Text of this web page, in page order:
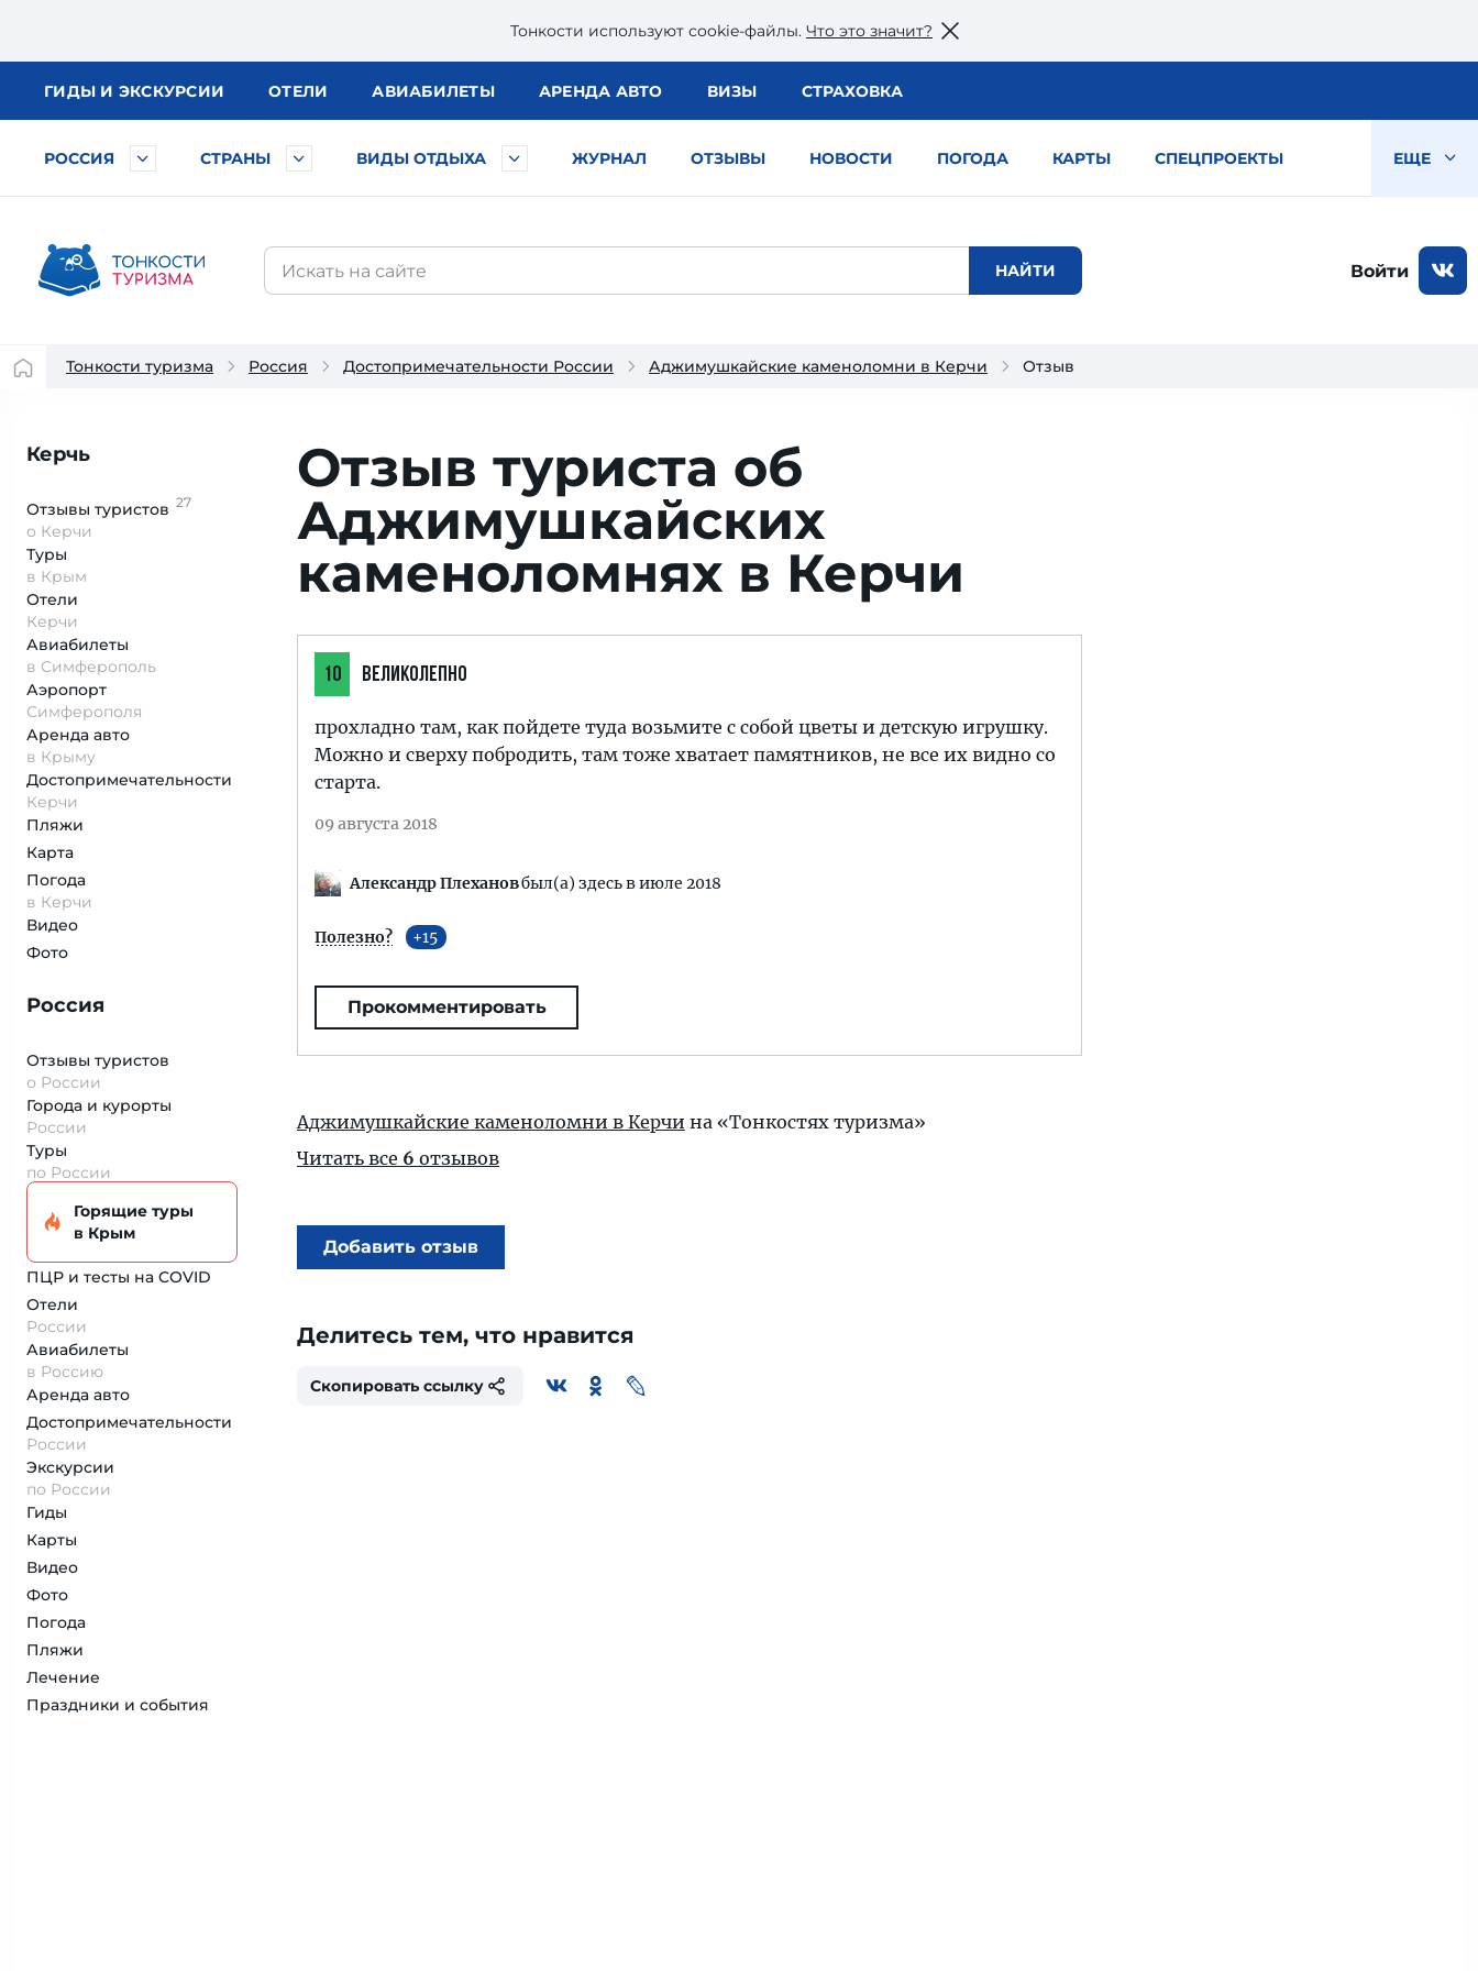
Тонкости используют сookie-файлы. Что это значит?
ГИДЫ И ЭКСКУРСИИ ОТЕЛИ АВИАБИЛЕТЫ АРЕНДА АВТО ВИЗЫ СТРАХОВКА
РОССИЯ СТРАНЫ ВИДЫ ОТДЫХА ЖУРНАЛ ОТЗЫВЫ НОВОСТИ ПОГОДА КАРТЫ СПЕЦПРОЕКТЫ ЕЩЕ
Войти
Тонкости туризма Россия Достопримечательности России Аджимушкайские каменоломни в Керчи Отзыв
Керчь
Отзывы туристов 27
о Керчи
Туры
в Крым
Отели
Керчи
Авиабилеты
в Симферополь
Аэропорт
Симферополя
Аренда авто
в Крыму
Достопримеча­тельности
Керчи
Пляжи
Карта
Погода
в Керчи
Видео
Фото
Россия
Отзывы туристов
о России
Города и курорты
России
Туры
по России
Горящие туры
в Крым
ПЦР и тесты на COVID
Отели
России
Авиабилеты
в Россию
Аренда авто
Достопримеча­тельности
России
Экскурсии
по России
Гиды
Карты
Видео
Фото
Погода
Пляжи
Лечение
Праздники и события
Отзыв туриста об
Аджимушкайских
каменоломнях в Керчи
10 ВЕЛИКОЛЕПНО
прохладно там, как пойдете туда возьмите с собой цветы и детскую игрушку.
Можно и сверху побродить, там тоже хватает памятников, не все их видно со
старта.
09 августа 2018
Александр Плехановбыл(а) здесь в июле 2018
Полезно? 15
Прокомментировать
Аджимушкайские каменоломни в Керчи на «Тонкостях туризма»
Читать все 6 отзывов
Добавить отзыв
Делитесь тем, что нравится
Скопировать ссылку